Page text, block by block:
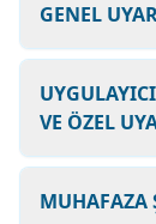
GENEL
VE ÖZEL
MUHAFAZA